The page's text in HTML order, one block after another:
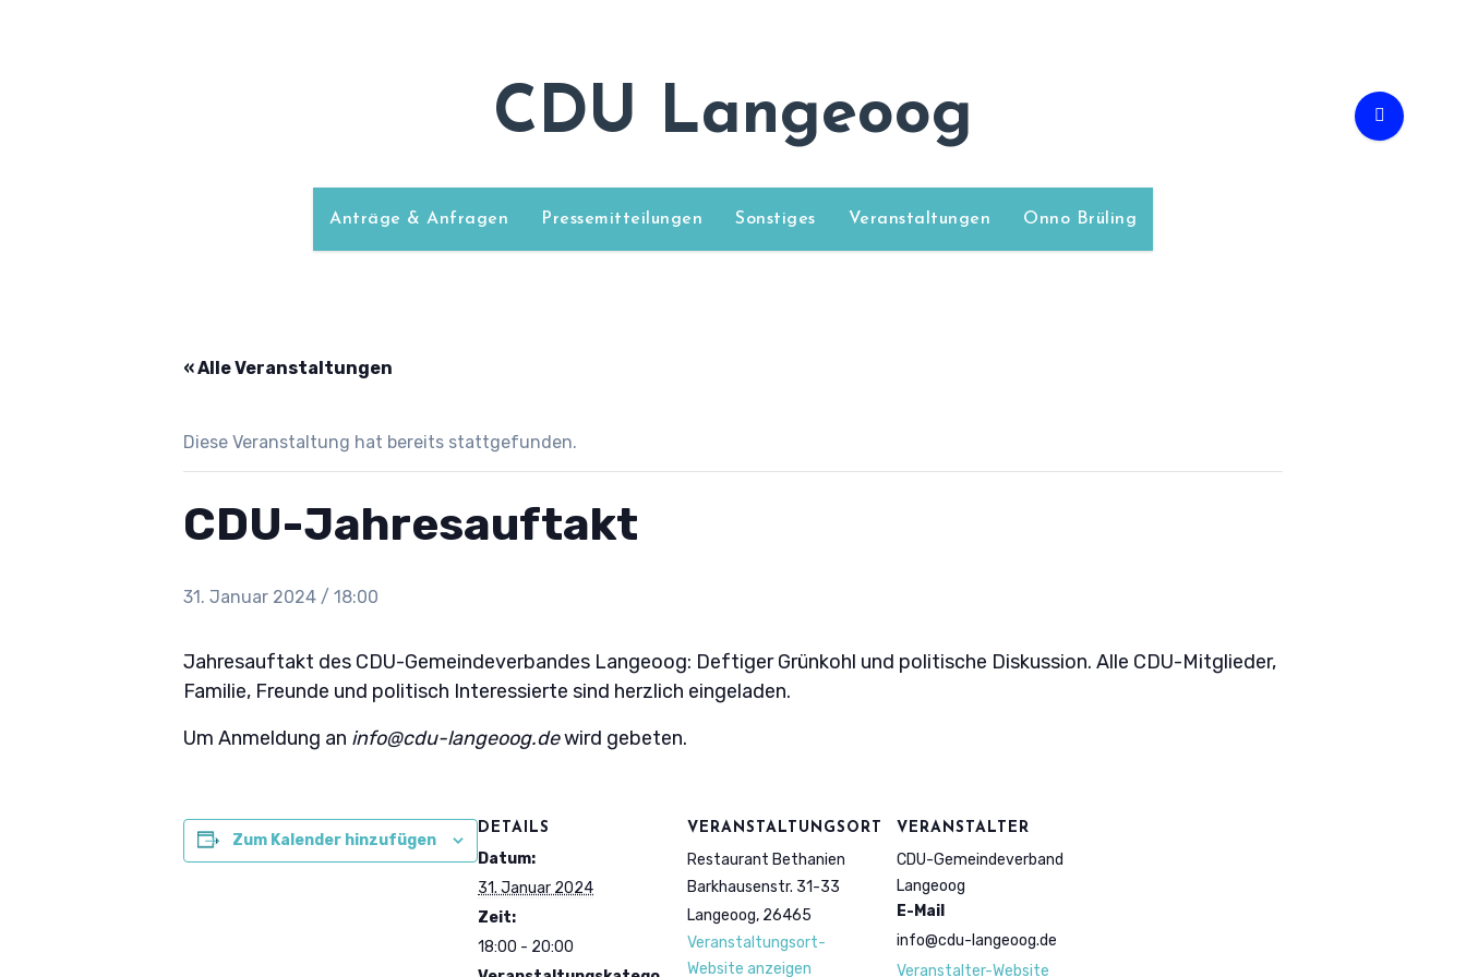
CDU Langeoog
Anträge & Anfragen Pressemitteilungen Sonstiges Veranstaltungen Onno Brüling
« Alle Veranstaltungen
Diese Veranstaltung hat bereits stattgefunden.
CDU-Jahresauftakt
31. Januar 2024 / 18:00
Jahresauftakt des CDU-Gemeindeverbandes Langeoog: Deftiger Grünkohl und politische Diskussion. Alle CDU-Mitglieder,
Familie, Freunde und politisch Interessierte sind herzlich eingeladen.
Um Anmeldung an info@cdu-langeoog.dewird gebeten.
Zum Kalender hinzufügen
DETAILS
Datum:
31. Januar 2024
Zeit:
18:00 - 20:00
VERANSTALTUNGSORT
Restaurant Bethanien
Barkhausenstr. 31-33
Langeoog, 26465
Veranstaltungsort-
Website anzeigen
VERANSTALTER
CDU-Gemeindeverband
Langeoog
E-Mail
info@cdu-langeoog.de
Veranstalter-Website